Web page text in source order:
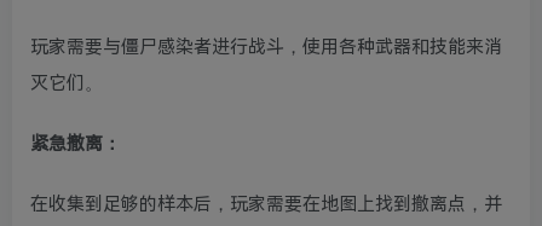
玩家需要与僵尸感染者进行战斗，使用各种武器和技能来消
灭它们。
紧急撤离：
在收集到足够的样本后，玩家需要在地图上找到撤离点，并